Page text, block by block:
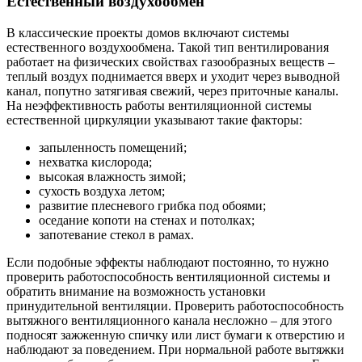
В классические проекты домов включают системы
естественного воздухообмена. Такой тип вентилирования
работает на физических свойствах газообразных веществ –
теплый воздух поднимается вверх и уходит через выводной
канал, попутно затягивая свежий, через приточные каналы.
На неэффективность работы вентиляционной системы
естественной циркуляции указывают такие факторы:
запыленность помещений;
нехватка кислорода;
высокая влажность зимой;
сухость воздуха летом;
развитие плесневого грибка под обоями;
оседание копоти на стенах и потолках;
запотевание стекол в рамах.
Если подобные эффекты наблюдают постоянно, то нужно
проверить работоспособность вентиляционной системы и
обратить внимание на возможность установки
принудительной вентиляции. Проверить работоспособность
вытяжного вентиляционного канала несложно – для этого
подносят зажженную спичку или лист бумаги к отверстию и
наблюдают за поведением. При нормальной работе вытяжки